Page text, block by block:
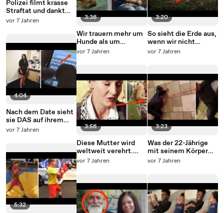
Polizei filmt krasse
Straftat und dankt
dann auch noch den
vor 7 Jahren
4:04
Nach dem Date sieht
sie DAS auf ihrem
Handy. Dann
vor 7 Jahren
5:32
3:36
Wir trauern mehr um
Hunde als um
Menschen.
vor 7 Jahren
3:56
Diese Mutter wird
weltweit verehrt.
Doch ihre harte Ve...
vor 7 Jahren
3:20
So sieht die Erde aus,
wenn wir nicht
überleben! Was ü...
vor 7 Jahren
3:23
Was der 22-Jährige
mit seinem Körper
macht, treibt
Stirn.
vor 7 Jahren